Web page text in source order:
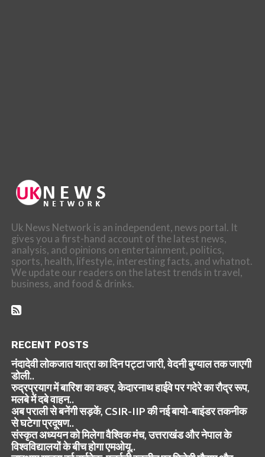
Uk News Network is an independent, news portal. It
gives you a first-hand account of the latest news,
analysis, and opinions on entertainment, politics,
sports, health, lifestyle, interesting facts, and whatnot.
We update our readers on the latest trends in travel,
business, and food & drinks.
RECENT POSTS
नंदादेवी लोकजात यात्रा का दिन पट्टा जारी, वेदनी बुग्याल तक जाएगी
डोली..
रुद्रप्रयाग में बारिश का कहर, केदारनाथ हाईवे पर गदेरे का रौद्र रूप,
मलबे में दबे वाहन..
अब पराली से बनेंगी सड़कें, CSIR-IIP की नई बायो-बाइंडर तकनीक
से घटेगा प्रदूषण..
संस्कृत अध्ययन को मिलेगा वैश्विक मंच, उत्तराखंड और नेपाल के
विश्वविद्यालयों के बीच होगा एमओयू..